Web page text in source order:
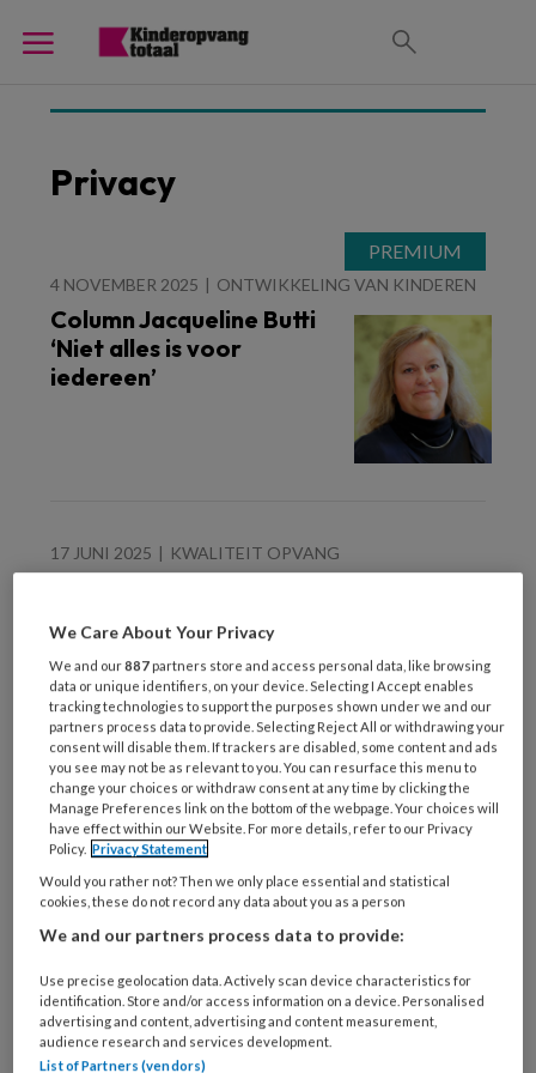
Privacy
4 NOVEMBER 2025 ONTWIKKELING VAN KINDEREN
Column Jacqueline Butti
‘Niet alles is voor
iedereen’
17 JUNI 2025 KWALITEIT OPVANG
kinderopvang: eng of
onmisbaar?
6 MEI 2025 SAMENWERKEN
Ouders en pedagogisch
medewerkers ontzorgd:
zó pakt Leeuwarden het
aan
We Care About Your Privacy
We and our887 partners store and access personal data, like browsing
data or unique identifiers, on your device. Selecting I Accept enables
tracking technologies to support the purposes shown under we and our
partners process data to provide. Selecting Reject All or withdrawing your
consent will disable them. If trackers are disabled, some content and ads
you see may not be as relevant to you. You can resurface this menu to
change your choices or withdraw consent at any time by clicking the
Manage Preferences link on the bottom of the webpage. Your choices will
have effect within our Website. For more details, refer to our Privacy
Policy. Privacy Statement
Would you rather not? Then we only place essential and statistical
cookies, these do not record any data about you as a person
We and our partners process data to provide:
Use precise geolocation data. Actively scan device characteristics for
identification. Store and/or access information on a device. Personalised
advertising and content, advertising and content measurement,
audience research and services development.
List of Partners (vendors)